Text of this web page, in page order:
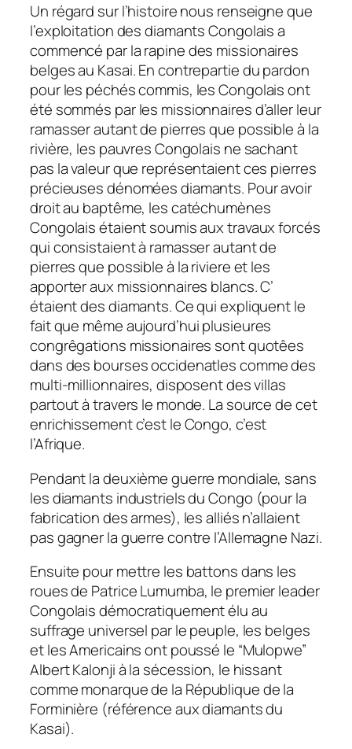
Un régard sur l’histoire nous renseigne que
l’exploitation des diamants Congolais a
commencé par la rapine des missionaires
belges au Kasai. En contrepartie du pardon
pour les péchés commis, les Congolais ont
été sommés par les missionnaires d’aller leur
ramasser autant de pierres que possible à la
rivière, les pauvres Congolais ne sachant
pas la valeur que représentaient ces pierres
précieuses dénomées diamants. Pour avoir
droit au baptême, les catéchumènes
Congolais étaient soumis aux travaux forcés
qui consistaient à ramasser autant de
pierres que possible à la riviere et les
apporter aux missionnaires blancs. C’
étaient des diamants. Ce qui expliquent le
fait que même aujourd’hui plusieures
congrêgations missionaires sont quotêes
dans des bourses occidenatles comme des
multi-millionnaires, disposent des villas
partout à travers le monde. La source de cet
enrichissement c’est le Congo, c’est
l’Afrique.
Pendant la deuxième guerre mondiale, sans
les diamants industriels du Congo (pour la
fabrication des armes), les alliés n’allaient
pas gagner la guerre contre l’Allemagne Nazi.
Ensuite pour mettre les battons dans les
roues de Patrice Lumumba, le premier leader
Congolais démocratiquement élu au
suffrage universel par le peuple, les belges
et les Americains ont poussé le “Mulopwe”
Albert Kalonji à la sécession, le hissant
comme monarque de la République de la
Forminière (référence aux diamants du
Kasai).